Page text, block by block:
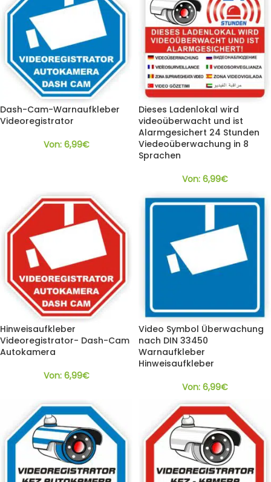
Dash-Cam-Warnaufkleber
Videoregistrator
Von: 6,99€
Dieses Ladenlokal wird
videoüberwacht und ist
Alarmgesichert 24 Stunden
Viedeoüberwachung in 8
Sprachen
Von: 6,99€
Hinweisaufkleber
Videoregistrator- Dash-Cam
Autokamera
Von: 6,99€
Video Symbol Überwachung
nach DIN 33450
Warnaufkleber
Hinweisaufkleber
Von: 6,99€